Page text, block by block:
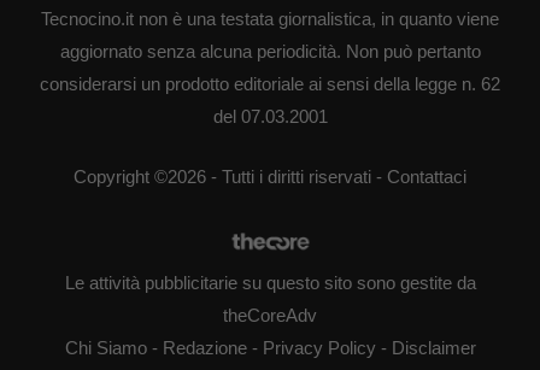
Tecnocino.it non è una testata giornalistica, in quanto viene
aggiornato senza alcuna periodicità. Non può pertanto
considerarsi un prodotto editoriale ai sensi della legge n. 62
del 07.03.2001
Copyright ©2026 - Tutti i diritti riservati - Contattaci
Le attività pubblicitarie su questo sito sono gestite da
theCoreAdv
Chi Siamo- Redazione- Privacy Policy - Disclaimer